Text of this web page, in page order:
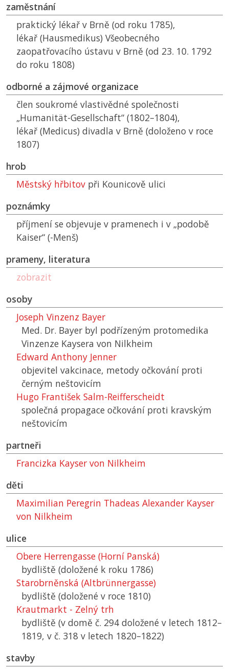
zaměstnání
praktický lékař v Brně (od roku 1785),
lékař (Hausmedikus) Všeobecného
zaopatřovacího ústavu v Brně (od 23. 10. 1792
do roku 1808)
odborné a zájmové organizace
člen soukromé vlastivědné společnosti
„Humanität-Gesellschaft“ (1802–1804),
lékař (Medicus) divadla v Brně (doloženo v roce
1807)
hrob
Městský hřbitov při Kounicově ulici
poznámky
příjmení se objevuje v pramenech i v „podobě
Kaiser“ (-Menš)
prameny, literatura
zobrazit
osoby
Joseph Vinzenz Bayer
Med. Dr. Bayer byl podřízeným protomedika
Vinzenze Kaysera von Nilkheim
Edward Anthony Jenner
objevitel vakcinace, metody očkování proti
černým neštovicím
Hugo František Salm-Reifferscheidt
společná propagace očkování proti kravským
neštovicím
partneři
Francizka Kayser von Nilkheim
děti
Maximilian Peregrin Thadeas Alexander Kayser
von Nilkheim
ulice
Obere Herrengasse (Horní Panská)
bydliště (doložené k roku 1786)
Starobrněnská (Altbrünnergasse)
bydliště (doložené v roce 1810)
Krautmarkt - Zelný trh
bydliště (v domě č. 294 doložené v letech 1812–
1819, v č. 318 v letech 1820–1822)
stavby